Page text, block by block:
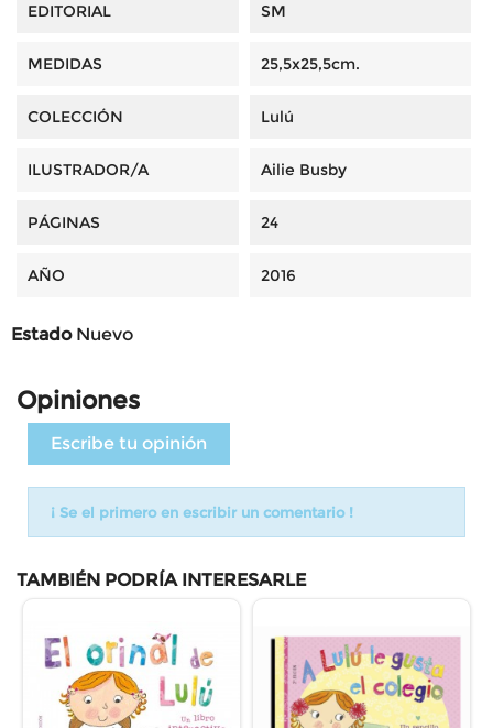
EDITORIAL SM
MEDIDAS 25,5x25,5cm.
COLECCIÓN Lulú
ILUSTRADOR/A Ailie Busby
PÁGINAS 24
AÑO 2016
Estado Nuevo
Opiniones
Escribe tu opinión
¡ Se el primero en escribir un comentario !
TAMBIÉN PODRÍA INTERESARLE